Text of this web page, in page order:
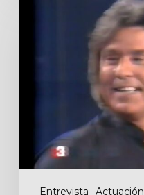
Entrevista Actuación